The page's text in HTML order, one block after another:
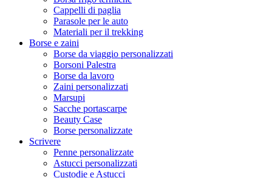
Cappelli di paglia
Parasole per le auto
Materiali per il trekking
Borse e zaini
Borse da viaggio personalizzati
Borsoni Palestra
Borse da lavoro
Zaini personalizzati
Marsupi
Sacche portascarpe
Beauty Case
Borse personalizzate
Scrivere
Penne personalizzate
Astucci personalizzati
Custodie e Astucci